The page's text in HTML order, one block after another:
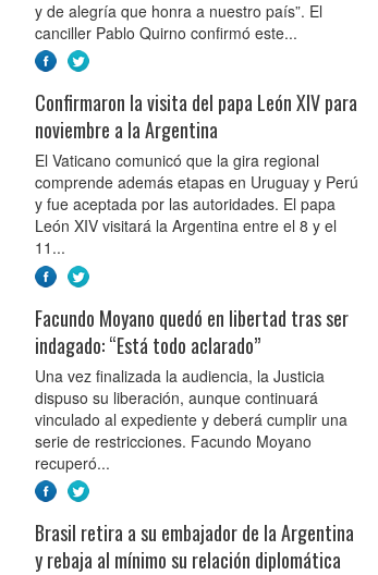
y de alegría que honra a nuestro país”. El
canciller Pablo Quirno confirmó este...
Confirmaron la visita del papa León XIV para
noviembre a la Argentina
El Vaticano comunicó que la gira regional
comprende además etapas en Uruguay y Perú
y fue aceptada por las autoridades. El papa
León XIV visitará la Argentina entre el 8 y el
11...
Facundo Moyano quedó en libertad tras ser
indagado: “Está todo aclarado”
Una vez finalizada la audiencia, la Justicia
dispuso su liberación, aunque continuará
vinculado al expediente y deberá cumplir una
serie de restricciones. Facundo Moyano
recuperó...
Brasil retira a su embajador de la Argentina
y rebaja al mínimo su relación diplomática